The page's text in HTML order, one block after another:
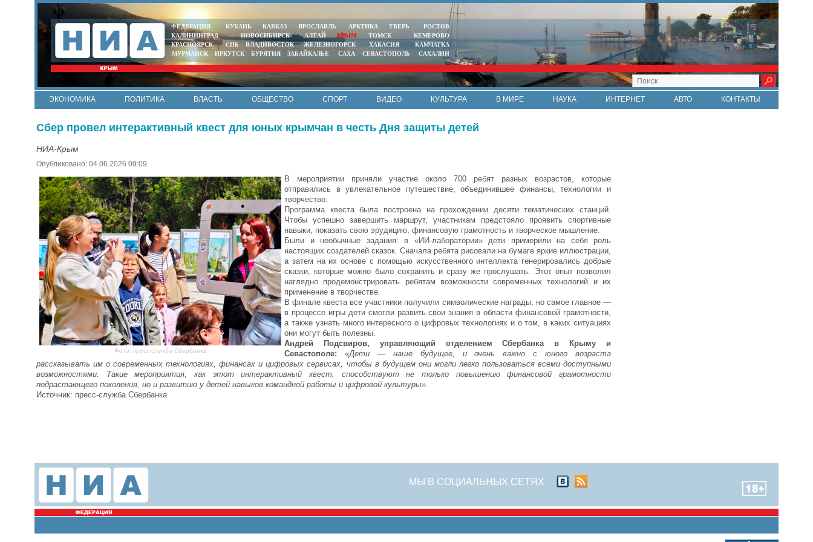
ФЕДЕРАЦИЯ КУБАНЬ КАВКАЗ ЯРОСЛАВЛЬ АРКТИКА ТВЕРЬ
РОСТОВ
КАЛИНИНГРАД
НОВОСИБИРСК АЛТАЙ КРЫМ ТОМСК
КЕМЕРОВО
КРАСНОЯРСК
СПБ ВЛАДИВОСТОК ЖЕЛЕЗНОГОРСК ХАКАСИЯ
КАМЧАТКА
МУРМАНСК
ИРКУТСК БУРЯТИЯ ЗАБАЙКАЛЬЕ САХА СЕВАСТОПОЛЬ САХАЛИН
ЭКОНОМИКА ПОЛИТИКА ВЛАСТЬ ОБЩЕСТВО СПОРТ ВИДЕО КУЛЬТУРА В МИРЕ НАУКА ИНТЕРНЕТ АВТО КОНТАКТЫ
Сбер провел интерактивный квест для юных крымчан в честь Дня защиты детей
НИА-Крым
Опубликовано: 04.06.2026 09:09
Фото: пресс-служба Сбербанка
В мероприятии приняли участие около 700 ребят разных возрастов, которые
отправились в увлекательное путешествие, объединившее финансы, технологии и
творчество.
Программа квеста была построена на прохождении десяти тематических станций.
Чтобы успешно завершить маршрут, участникам предстояло проявить спортивные
навыки, показать свою эрудицию, финансовую грамотность и творческое мышление.
Были и необычные задания: в «ИИ-лаборатории» дети примерили на себя роль
настоящих создателей сказок. Сначала ребята рисовали на бумаге яркие иллюстрации,
а затем на их основе с помощью искусственного интеллекта генерировались добрые
сказки, которые можно было сохранить и сразу же прослушать. Этот опыт позволил
наглядно продемонстрировать ребятам возможности современных технологий и их
применение в творчестве.
В финале квеста все участники получили символические награды, но самое главное —
в процессе игры дети смогли развить свои знания в области финансовой грамотности,
а также узнать много интересного о цифровых технологиях и о том, в каких ситуациях
они могут быть полезны.
Андрей Подсвиров, управляющий отделением Сбербанка в Крыму и
Севастополе:
«Дети — наше будущее, и очень важно с юного возраста
рассказывать им о современных технологиях, финансах и цифровых сервисах, чтобы в будущем они могли легко пользоваться всеми доступными
возможностями. Такие мероприятия, как этот интерактивный квест, способствуют не только повышению финансовой грамотности
подрастающего поколения, но и развитию у детей навыков командной работы и цифровой культуры».
Источник: пресс-служба Сбербанка
МЫ В СОЦИАЛЬНЫХ СЕТЯХ